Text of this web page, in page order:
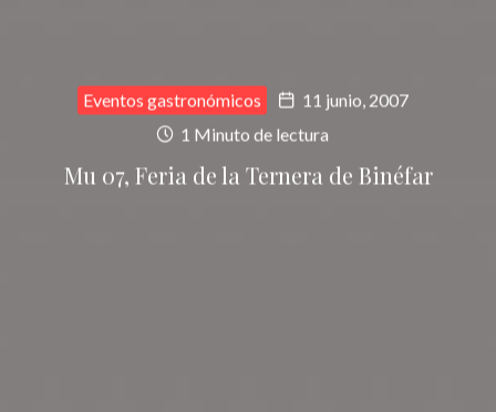
Eventos gastronómicos
11 junio, 2007
1 Minuto de lectura
Mu 07, Feria de la Ternera de Binéfar